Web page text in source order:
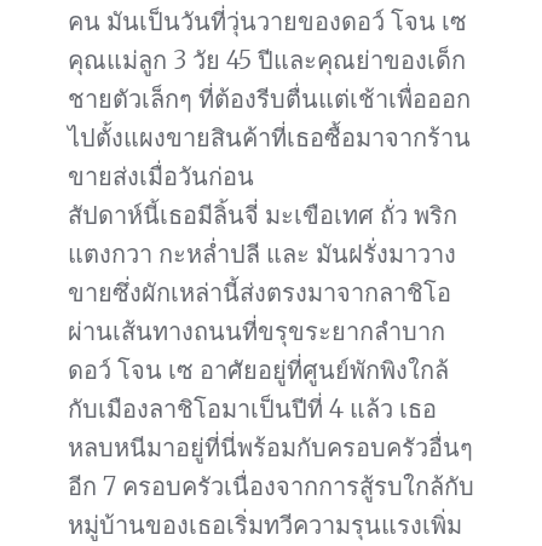
คน มันเป็นวันที่วุ่นวายของดอว์ โจน เซ
คุณแม่ลูก 3 วัย 45 ปีและคุณย่าของเด็ก
ชายตัวเล็กๆ ที่ต้องรีบตื่นแต่เช้าเพื่อออก
ไปตั้งแผงขายสินค้าที่เธอซื้อมาจากร้าน
ขายส่งเมื่อวันก่อน
สัปดาห์นี้เธอมีลิ้นจี่ มะเขือเทศ ถั่ว พริก
แตงกวา กะหล่ำปลี และ มันฝรั่งมาวาง
ขายซึ่งผักเหล่านี้ส่งตรงมาจากลาชิโอ
ผ่านเส้นทางถนนที่ขรุขระยากลำบาก
ดอว์ โจน เซ อาศัยอยู่ที่ศูนย์พักพิงใกล้
กับเมืองลาชิโอมาเป็นปีที่ 4 แล้ว เธอ
หลบหนีมาอยู่ที่นี่พร้อมกับครอบครัวอื่นๆ
อีก 7 ครอบครัวเนื่องจากการสู้รบใกล้กับ
หมู่บ้านของเธอเริ่มทวีความรุนแรงเพิ่ม